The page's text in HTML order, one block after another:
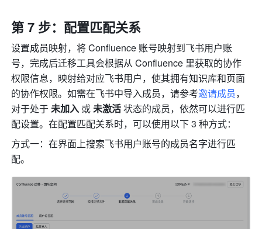
第 7 步：配置匹配关系
设置成员映射，将 Confluence 账号映射到飞书用户账
号，完成后迁移工具会根据从 Confluence 里获取的协作
权限信息，映射给对应飞书用户，使其拥有知识库和页面
的协作权限。如需在飞书中导入成员，请参考邀请成员，
对于处于 未加入 或 未激活 状态的成员，依然可以进行匹
配设置。在配置匹配关系时，可以使用以下 3 种方式：
方式一：在界面上搜索飞书用户账号的成员名字进行匹
配。